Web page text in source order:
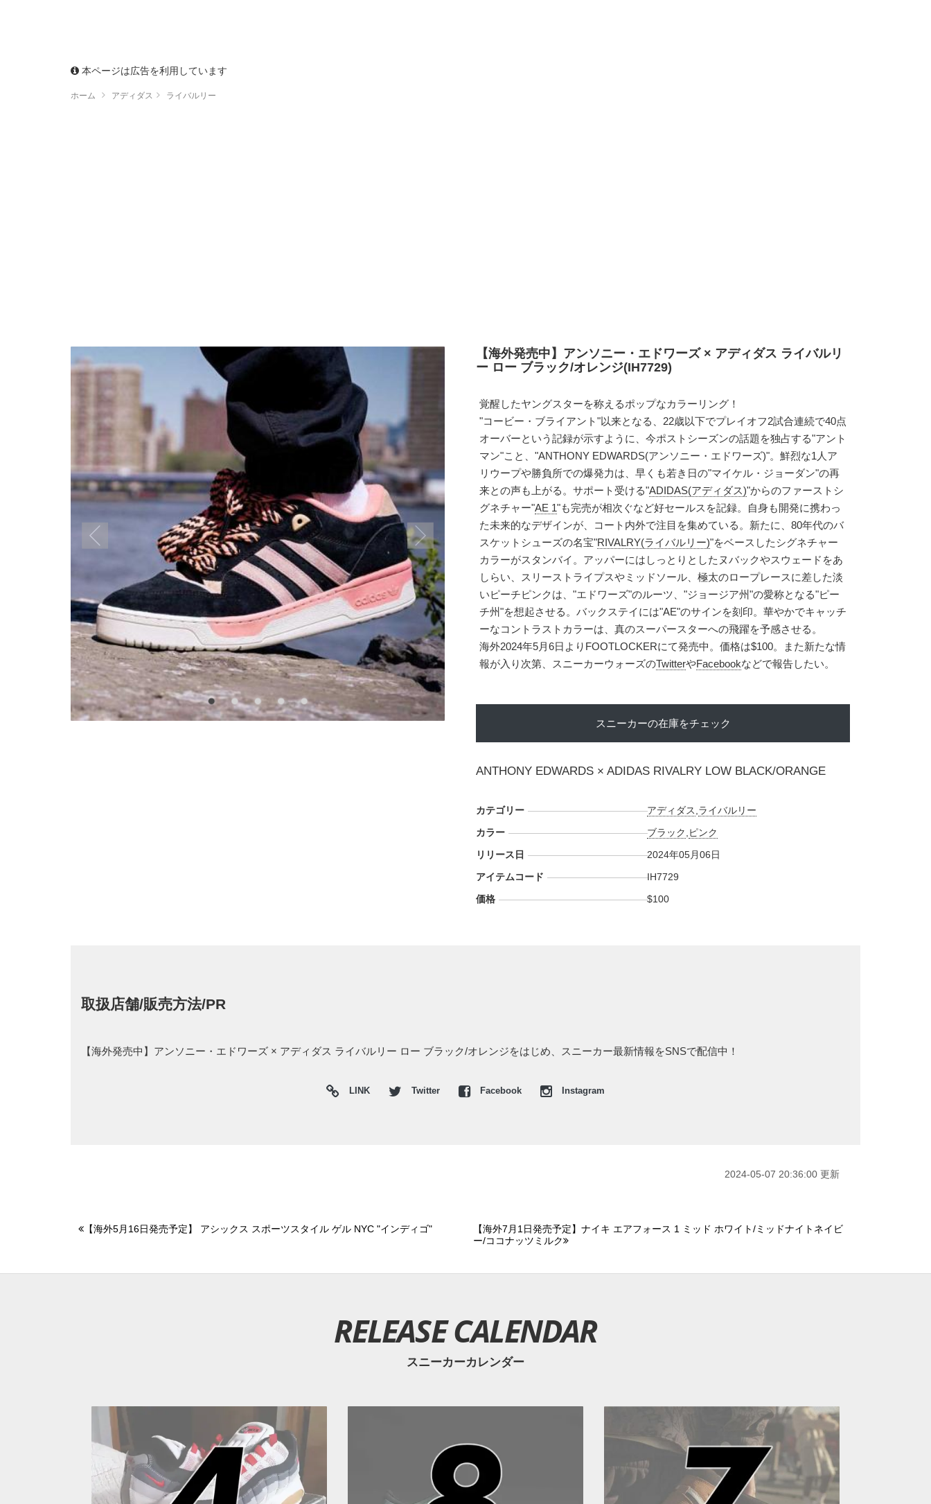
本ページは広告を利用しています
ホーム アディダス ライバルリー
【海外発売中】アンソニー・エドワーズ × アディダス ライバルリ
ー ロー ブラック/オレンジ(IH7729)
覚醒したヤングスターを称えるポップなカラーリング！
"コービー・ブライアント"以来となる、22歳以下でプレイオフ2試合連続で40点
オーバーという記録が示すように、今ポストシーズンの話題を独占する"アント
マン"こと、"ANTHONY EDWARDS(アンソニー・エドワーズ)"。鮮烈な1人ア
リウープや勝負所での爆発力は、早くも若き日の"マイケル・ジョーダン"の再
来との声も上がる。サポート受ける"ADIDAS(アディダス)"からのファーストシ
グネチャー"AE 1"も完売が相次ぐなど好セールスを記録。自身も開発に携わっ
た未来的なデザインが、コート内外で注目を集めている。新たに、80年代のバ
スケットシューズの名宝"RIVALRY(ライバルリー)"をベースしたシグネチャー
カラーがスタンバイ。アッパーにはしっとりとしたヌバックやスウェードをあ
しらい、スリーストライプスやミッドソール、極太のロープレースに差した淡
いピーチピンクは、"エドワーズ"のルーツ、"ジョージア州"の愛称となる"ピー
チ州"を想起させる。バックステイには"AE"のサインを刻印。華やかでキャッチ
ーなコントラストカラーは、真のスーパースターへの飛躍を予感させる。
海外2024年5月6日よりFOOTLOCKERにて発売中。価格は$100。また新たな情
報が入り次第、スニーカーウォーズのTwitterやFacebookなどで報告したい。
スニーカーの在庫をチェック
ANTHONY EDWARDS × ADIDAS RIVALRY LOW BLACK/ORANGE
カテゴリー アディダス ライバルリー
カラー
ブラック ピンク
リリース日
2024年05月06日
アイテムコード
IH7729
価格
$100
取扱店舗/販売方法/PR
【海外発売中】アンソニー・エドワーズ × アディダス ライバルリー ロー ブラック/オレンジをはじめ、スニーカー最新情報をSNSで配信中！
LINK Twitter Facebook Instagram
2024-05-07 20:36:00 更新
【海外5月16日発売予定】 アシックス スポーツスタイル ゲル NYC "インディゴ"
【海外7月1日発売予定】ナイキ エアフォース 1 ミッド ホワイト/ミッドナイトネイビ
ー/ココナッツミルク
RELEASE CALENDAR
スニーカーカレンダー